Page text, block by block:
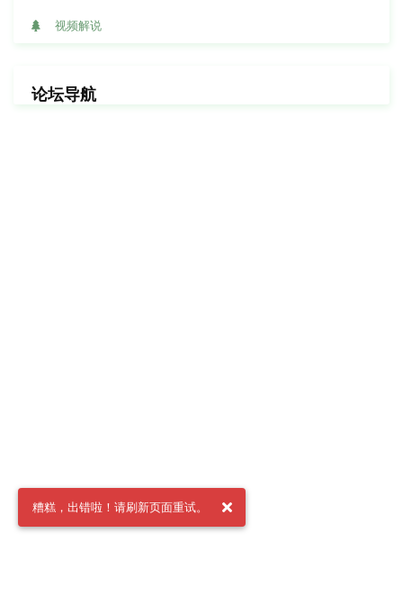
视频解说
论坛导航
糟糕，出错啦！请刷新页面重试。